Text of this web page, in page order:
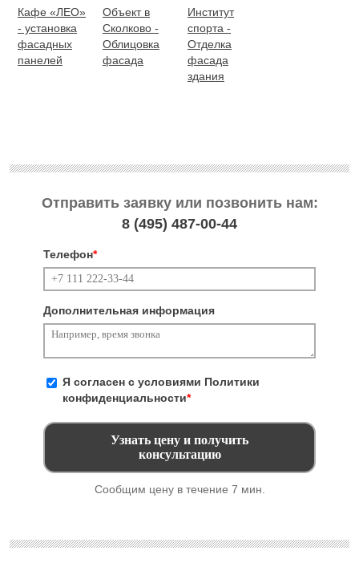
Кафе «ЛЕО»
- установка
фасадных
панелей
Объект в
Сколково -
Облицовка
фасада
Институт
спорта -
Отделка
фасада
здания
Отправить заявку или позвонить нам:
8 (495) 487-00-44
Телефон*
Дополнительная информация
Я согласен с условиями Политики
конфиденциальности*
Сообщим цену в течение 7 мин.